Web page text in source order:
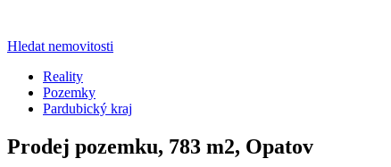
Hledat nemovitosti
Reality
Pozemky
Pardubický kraj
Prodej pozemku, 783 m2, Opatov